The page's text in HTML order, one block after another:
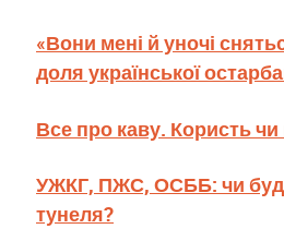
«Вони мені й уночі
доля української
Все про каву. Користь
УЖКГ, ПЖС, ОСББ: чи
тунеля?